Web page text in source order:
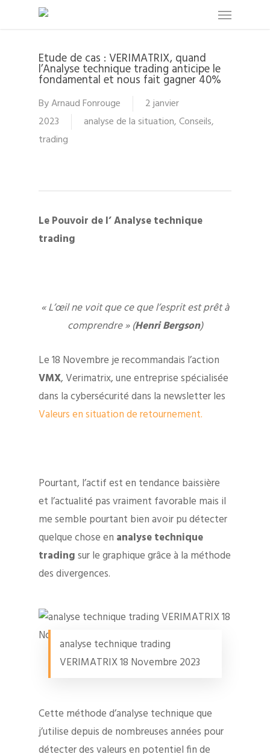
Menu
Etude de cas : VERIMATRIX, quand
l’Analyse technique trading anticipe le
fondamental et nous fait gagner 40%
ByArnaud Fonrouge
2 janvier
2023
analyse de la situation,Conseils,
trading
Le Pouvoir de l’ Analyse technique
trading
« L’œil ne voit que ce que l’esprit est prêt à
comprendre » (Henri Bergson)
Le 18 Novembre je recommandais l’action
VMX, Verimatrix, une entreprise spécialisée
dans la cybersécurité dans la newsletter les
Valeurs en situation de retournement.
Pourtant, l’actif est en tendance baissière
et l’actualité pas vraiment favorable mais il
me semble pourtant bien avoir pu détecter
quelque chose en analyse technique
tradingsur le graphique grâce à la méthode
des divergences.
analyse technique trading
VERIMATRIX 18 Novembre 2023
Cette méthode d’analyse technique que
j’utilise depuis de nombreuses années pour
détecter des valeurs en potentiel fin de